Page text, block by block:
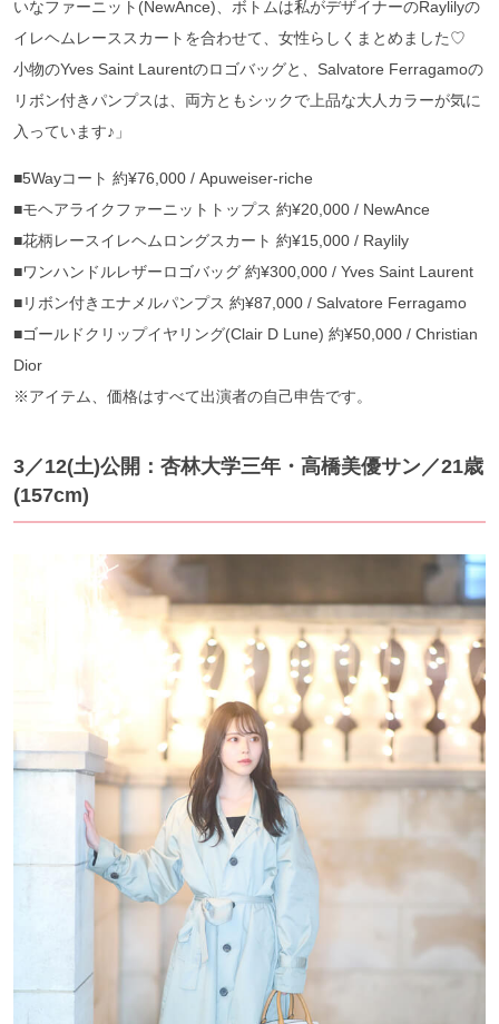
いなファーニット(NewAnce)、ボトムは私がデザイナーのRaylilyの
イレヘムレーススカートを合わせて、女性らしくまとめました♡
小物のYves Saint Laurentのロゴバッグと、Salvatore Ferragamoの
リボン付きパンプスは、両方ともシックで上品な大人カラーが気に
入っています♪」
■5Wayコート 約¥76,000 / Apuweiser-riche
■モヘアライクファーニットトップス 約¥20,000 / NewAnce
■花柄レースイレヘムロングスカート 約¥15,000 / Raylily
■ワンハンドルレザーロゴバッグ 約¥300,000 / Yves Saint Laurent
■リボン付きエナメルパンプス 約¥87,000 / Salvatore Ferragamo
■ゴールドクリップイヤリング(Clair D Lune) 約¥50,000 / Christian
Dior
※アイテム、価格はすべて出演者の自己申告です。
3／12(土)公開：杏林大学三年・高橋美優サン／21歳
(157cm)